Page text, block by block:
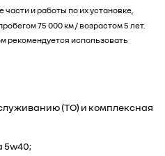
и работы по их установке,
75 000 км / возрастом 5 лет.
рекомендуется использовать
(ТО) и комплексная
5w40;